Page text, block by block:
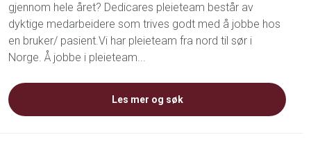
gjennom hele året? Dedicares pleieteam består av
dyktige medarbeidere som trives godt med å jobbe hos
en bruker/ pasient.Vi har pleieteam fra nord til sør i
Norge. Å jobbe i pleieteam...
Les mer og søk